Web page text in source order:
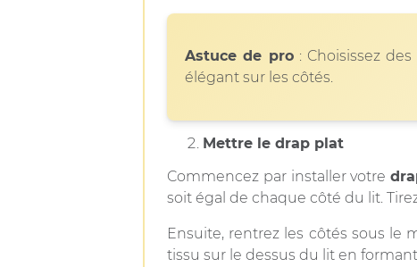
Astuce de pro: Choisissez
élégant sur les côtés.
Mettre le drap plat
Commencez par installer votre
soit égal de chaque côté du lit.
Ensuite, rentrez les côtés sous le
tissu sur le dessus du lit en